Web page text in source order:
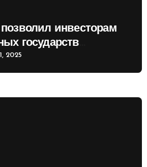
инвесторам
государств
валюту
2025